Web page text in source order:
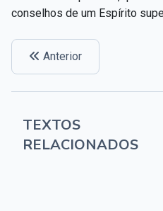
conselhos de um Espírito
Anterior
TEXTOS
RELACIONADOS